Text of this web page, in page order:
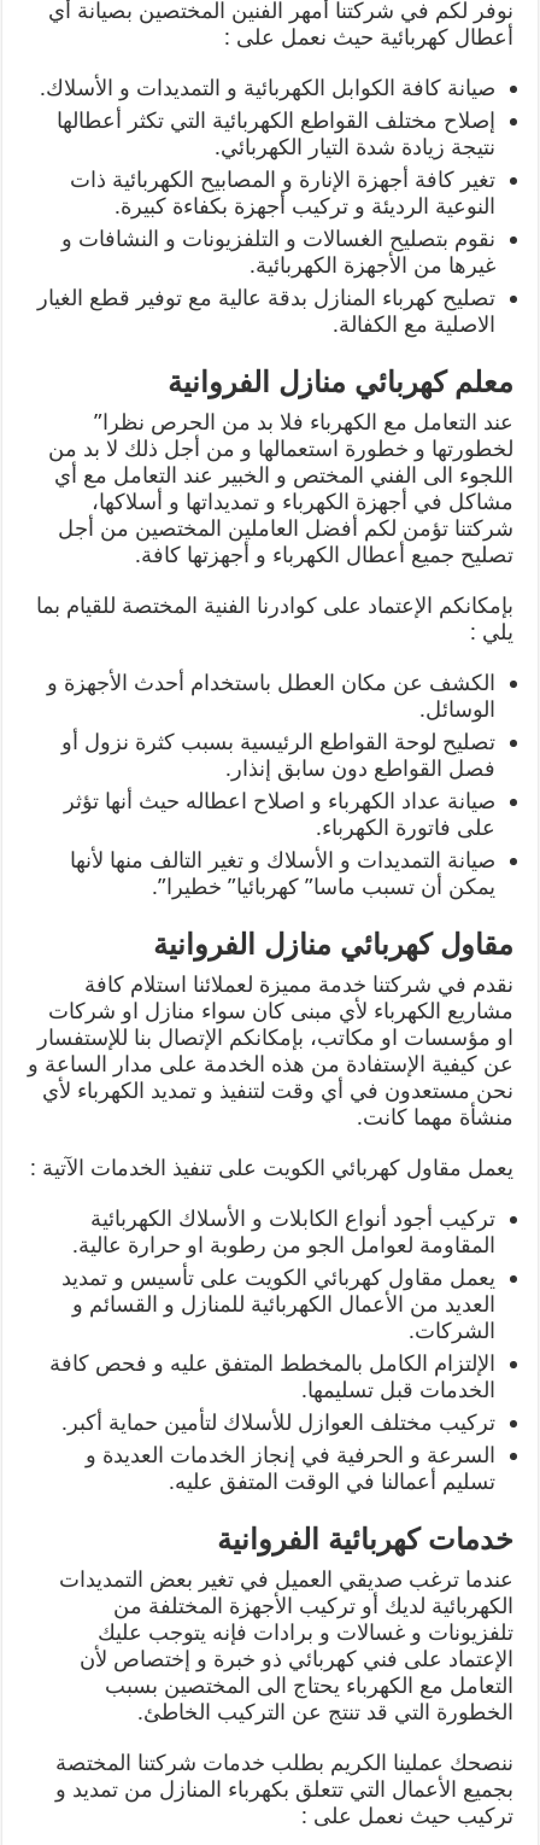
نوفر لكم في شركتنا أمهر الفنين المختصين بصيانة أي
أعطال كهربائية حيث نعمل على :
صيانة كافة الكوابل الكهربائية و التمديدات و الأسلاك.
إصلاح مختلف القواطع الكهربائية التي تكثر أعطالها
نتيجة زيادة شدة التيار الكهربائي.
تغير كافة أجهزة الإنارة و المصابيح الكهربائية ذات
النوعية الرديئة و تركيب أجهزة بكفاءة كبيرة.
نقوم بتصليح الغسالات و التلفزيونات و النشافات و
غيرها من الأجهزة الكهربائية.
تصليح كهرباء المنازل بدقة عالية مع توفير قطع الغيار
الاصلية مع الكفالة.
معلم كهربائي منازل الفروانية
عند التعامل مع الكهرباء فلا بد من الحرص نظرا”
لخطورتها و خطورة استعمالها و من أجل ذلك لا بد من
اللجوء الى الفني المختص و الخبير عند التعامل مع أي
مشاكل في أجهزة الكهرباء و تمديداتها و أسلاكها،
شركتنا تؤمن لكم أفضل العاملين المختصين من أجل
تصليح جميع أعطال الكهرباء و أجهزتها كافة.
بإمكانكم الإعتماد على كوادرنا الفنية المختصة للقيام بما
يلي :
الكشف عن مكان العطل باستخدام أحدث الأجهزة و
الوسائل.
تصليح لوحة القواطع الرئيسية بسبب كثرة نزول أو
فصل القواطع دون سابق إنذار.
صيانة عداد الكهرباء و اصلاح اعطاله حيث أنها تؤثر
على فاتورة الكهرباء.
صيانة التمديدات و الأسلاك و تغير التالف منها لأنها
يمكن أن تسبب ماسا” كهربائيا” خطيرا”.
مقاول كهربائي منازل الفروانية
نقدم في شركتنا خدمة مميزة لعملائنا استلام كافة
مشاريع الكهرباء لأي مبنى كان سواء منازل او شركات
او مؤسسات او مكاتب، بإمكانكم الإتصال بنا للإستفسار
عن كيفية الإستفادة من هذه الخدمة على مدار الساعة و
نحن مستعدون في أي وقت لتنفيذ و تمديد الكهرباء لأي
منشأة مهما كانت.
يعمل مقاول كهربائي الكويت على تنفيذ الخدمات الآتية :
تركيب أجود أنواع الكابلات و الأسلاك الكهربائية
المقاومة لعوامل الجو من رطوبة او حرارة عالية.
يعمل مقاول كهربائي الكويت على تأسيس و تمديد
العديد من الأعمال الكهربائية للمنازل و القسائم و
الشركات.
الإلتزام الكامل بالمخطط المتفق عليه و فحص كافة
الخدمات قبل تسليمها.
تركيب مختلف العوازل للأسلاك لتأمين حماية أكبر.
السرعة و الحرفية في إنجاز الخدمات العديدة و
تسليم أعمالنا في الوقت المتفق عليه.
خدمات كهربائية الفروانية
عندما ترغب صديقي العميل في تغير بعض التمديدات
الكهربائية لديك أو تركيب الأجهزة المختلفة من
تلفزيونات و غسالات و برادات فإنه يتوجب عليك
الإعتماد على فني كهربائي ذو خبرة و إختصاص لأن
التعامل مع الكهرباء يحتاج الى المختصين بسبب
الخطورة التي قد تنتج عن التركيب الخاطئ.
ننصحك عملينا الكريم بطلب خدمات شركتنا المختصة
بجميع الأعمال التي تتعلق بكهرباء المنازل من تمديد و
تركيب حيث نعمل على :